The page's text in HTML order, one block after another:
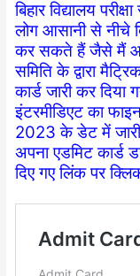
बिहार विद्यालय
लोग आसानी से नीचे
कर सकते हैं जैसे मैं आप
समिति के द्वारा
कार्ड जारी कर
इंटरमीडिएट का
2023 के डेट में
अपना एडमिट
दिए गए लिंक पर